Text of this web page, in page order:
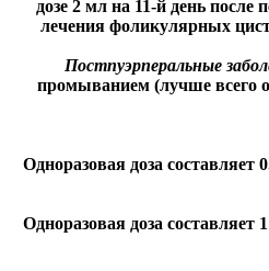
дозе 2 мл на 11-й день
лечения фоликулярных
Постпуэрперальные
промыванием (лучше всего
Одноразовая доза
Одноразовая доза